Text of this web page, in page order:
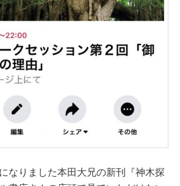
なりました本田大兄の新刊『神木探